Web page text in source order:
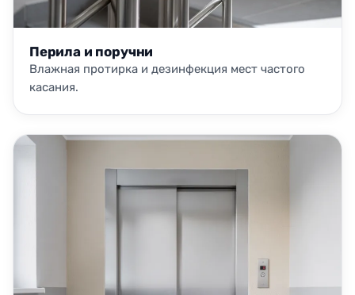
Перила и поручни
Влажная протирка и дезинфекция мест частого
касания.